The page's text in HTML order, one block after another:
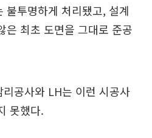
불투명하게 처리됐고, 설계
은 최초 도면을 그대로 준공
공사와 LH는 이런 시공사
못했다.